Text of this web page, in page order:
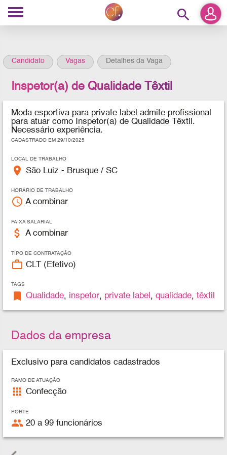
search
Candidato Vagas Detalhes da Vaga
Inspetor(a) de Qualidade Têxtil
Moda esportiva para private label admite profissional
para atuar como Inspetor(a) de Qualidade Têxtil.
Necessário experiência.
CADASTRADO EM 29/10/2025
LOCAL DE TRABALHO
place São Luiz - Brusque / SC
HORÁRIO DE TRABALHO
access_time A combinar
FAIXA SALARIAL
attach_money A combinar
TIPO DE CONTRATAÇÃO
work_outline CLT (Efetivo)
TAGS
bookmark Qualidade, inspetor, private label ,qualidade,têxtil
Dados da empresa
Exclusivo para candidatos cadastrados
RAMO DE ATUAÇÃO
apps Confecção
PORTE
people 20 a 99 funcionários